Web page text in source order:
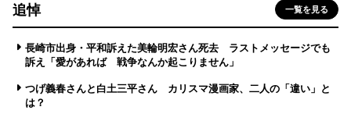
追悼 一覧を見る
長崎市出身・平和訴えた美輪明宏さん死去 ラストメッセージでも
訴え「愛があれば 戦争なんか起こりません」
つげ義春さんと白土三平さん カリスマ漫画家、二人の「違い」と
は？